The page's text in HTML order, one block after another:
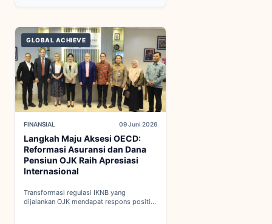
GLOBAL ACHIEVE
FINANSIAL 09 Juni 2026
Langkah Maju Aksesi OECD:
Reformasi Asuransi dan Dana
Pensiun OJK Raih Apresiasi
Internasional
Transformasi regulasi IKNB yang
dijalankan OJK mendapat respons positif